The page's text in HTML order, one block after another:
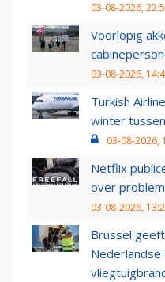
03-08-2026,
Voorlopig
03-08-2026,
Turkish
winter
03-08-2026,
Netflix
over
03-08-2026,
Brussel
Nederlandse